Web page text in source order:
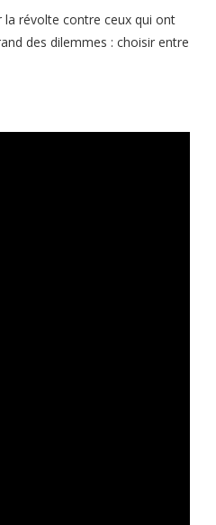
la révolte contre ceux qui ont
des dilemmes : choisir entre